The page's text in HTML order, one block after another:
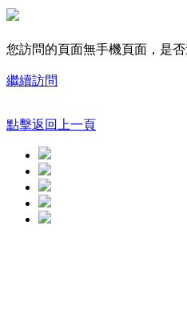
您訪問的頁面無手機頁面，是
繼續訪問
點擊返回上一頁